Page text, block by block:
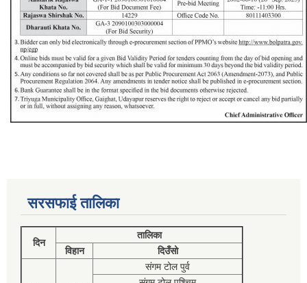
सरसफाई तालिका
दिन
तालिका
विहान
दिउँसो
संगम टोल पुर्व